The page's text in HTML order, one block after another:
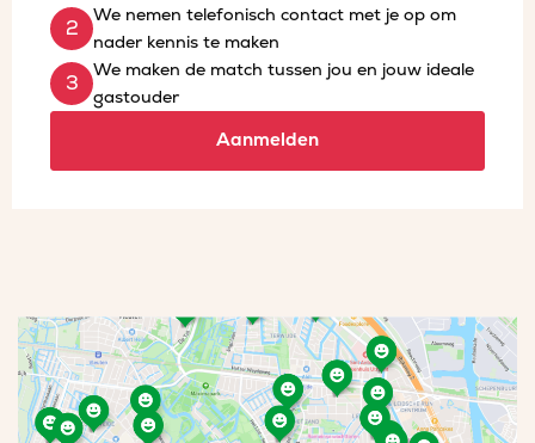
We nemen telefonisch contact met je op om
nader kennis te maken
We maken de match tussen jou en jouw ideale
gastouder
Aanmelden